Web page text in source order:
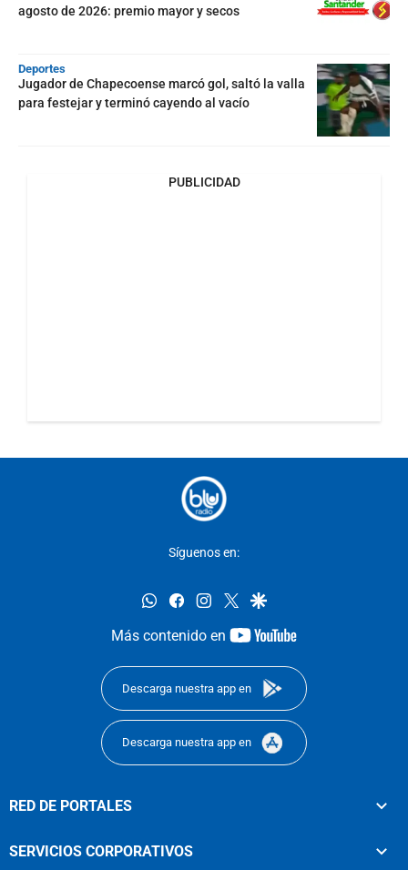
agosto de 2026: premio mayor y secos
Deportes
Jugador de Chapecoense marcó gol, saltó la valla
para festejar y terminó cayendo al vacío
PUBLICIDAD
Síguenos en:
whatsappfacebookinstagram
twittergoogle
Más contenido en
youtube-
Descarga nuestra app en
Descarga nuestra app en
RED DE PORTALES
SERVICIOS CORPORATIVOS